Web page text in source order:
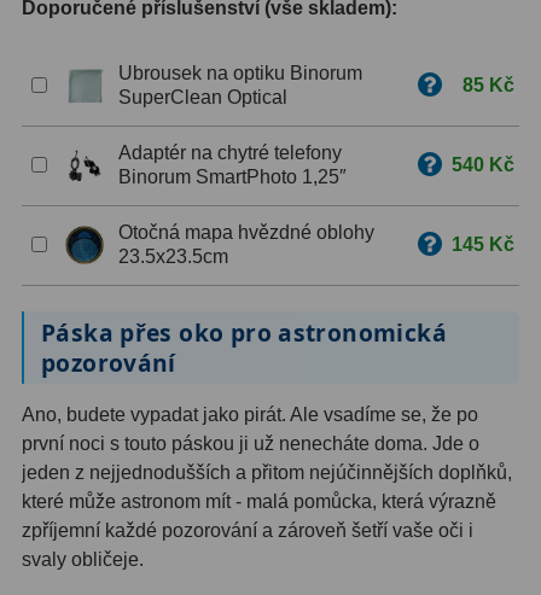
ED a Flat Field12
Měřící, s mřížkou6
Doplňky
Měsíční a Polarizační
Sluneční42
CLS a UHC 18
Širokopásmové13
OIII 9
Doporučené příslušenství (vše skladem):
Ubrousek na optiku Binorum
SuperClean Optical
85 Kč
Adaptér na chytré telefony
Binorum SmartPhoto 1,25″
540 Kč
Otočná mapa hvězdné oblohy
23.5x23.5cm
145 Kč
Páska přes oko pro astronomická
pozorování
Ano, budete vypadat jako pirát. Ale vsadíme se, že po
první noci s touto páskou ji už nenecháte doma. Jde o
jeden z nejjednodušších a přitom nejúčinnějších doplňků,
které může astronom mít - malá pomůcka, která výrazně
zpříjemní každé pozorování a zároveň šetří vaše oči i
svaly obličeje.